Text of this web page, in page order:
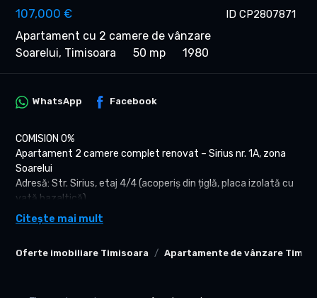
ID CP2807871
107,000 €
Apartament cu 2 camere de vânzare
Soarelui, Timisoara
50 mp 1980
Oferte imobiliare Timisoara Apartamente de vânzare
WhatsApp Facebook
COMISION 0%
Apartament 2 camere complet renovat – Sirius nr. 1A, zona
Soarelui
Adresă: Str. Sirius, etaj 4/4 (acoperiș din țiglă, placa izolată cu
vată bazaltică)
Suprafață totală: 56 mp (51 mp utili + 4 mp balcon închis)
Preț: 107.000 €
Detalii apartament:
refăcută, pereți îndreptați, uși interioare schimbate)
Citește mai mult